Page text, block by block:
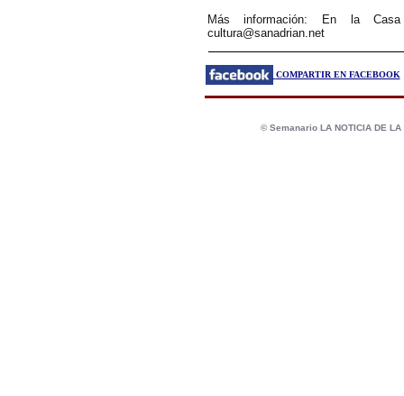
Más información: En la
cultura@sanadrian.net
COMPARTIR EN FACEBOOK
© Semanario LA NOTICIA DE LA